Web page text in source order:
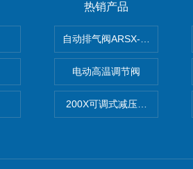
热销产品
自动排气阀ARSX-0015/
电动高温调节阀
200X可调式减压阀（减压稳